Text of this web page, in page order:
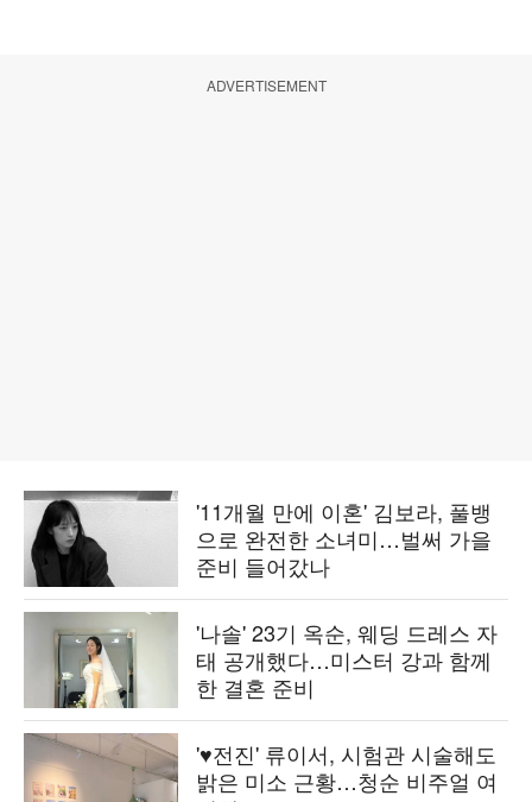
ADVERTISEMENT
'11개월 만에 이혼' 김보라, 풀뱅
으로 완전한 소녀미…벌써 가을
준비 들어갔나
'나솔' 23기 옥순, 웨딩 드레스 자
태 공개했다…미스터 강과 함께
한 결혼 준비
'♥전진' 류이서, 시험관 시술해도
밝은 미소 근황…청순 비주얼 여